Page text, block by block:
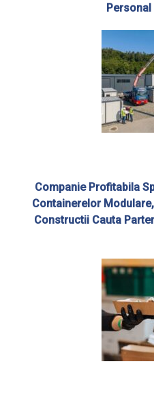
Companie Profitabila
Containerelor
Constructii Cauta